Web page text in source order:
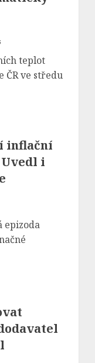
teplot
ČR ve středu
inflační
i
epizoda